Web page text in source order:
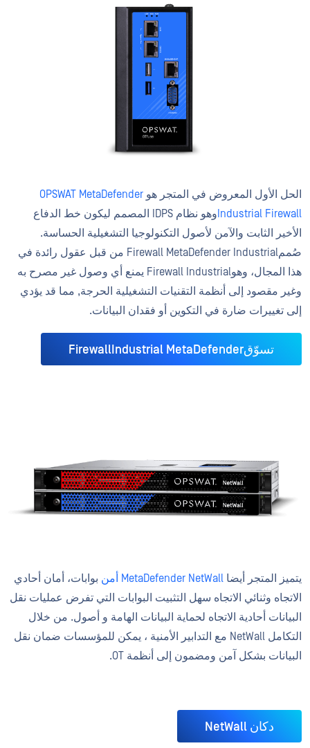
الحل الأول المعروض في المتجر هو OPSWAT MetaDefender
Industrial Firewall
وهو نظام IDPS المصمم ليكون خط الدفاع
الأخير الثابت والآمن لأصول التكنولوجيا التشغيلية الحساسة.
صُممFirewall MetaDefender Industrial من قبل عقول رائدة في
هذا المجال، وهوFirewall Industrial يمنع أي وصول غير مصرح به
وغير مقصود إلى أنظمة التقنيات التشغيلية الحرجة, مما قد يؤدي
إلى تغييرات ضارة في التكوين أو فقدان البيانات.
تسوّقFirewallIndustrial MetaDefender
يتميز المتجر أيضا MetaDefender NetWall أمن
بوابات، أمان أحادي
الاتجاه وثنائي الاتجاه سهل التثبيت البوابات التي تفرض عمليات نقل
البيانات أحادية الاتجاه لحماية البيانات الهامة و أصول. من خلال
التكامل NetWall مع التدابير الأمنية ، يمكن للمؤسسات ضمان نقل
البيانات بشكل آمن ومضمون إلى أنظمة OT.
دكان NetWall